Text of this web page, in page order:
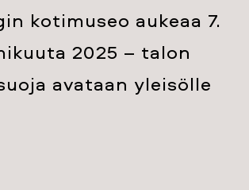
kotimuseo aukeaa 7.
2025 – talon
avataan yleisölle